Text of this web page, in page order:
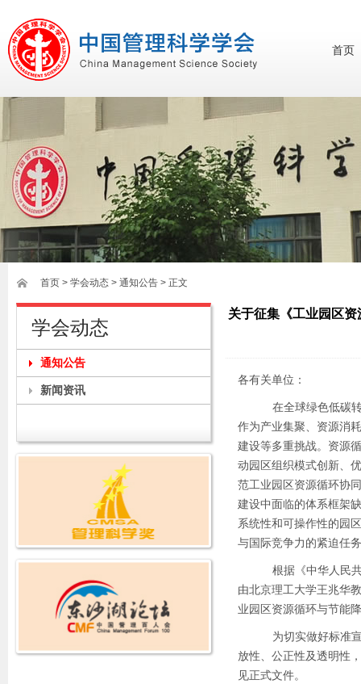
首页
首页 > 学会动态 > 通知公告 > 正文
学会动态
通知公告
新闻资讯
关于征集《工业园区
各有关单位：
在全球绿色低碳
作为产业集聚、资源消
建设等多重挑战。资源
动园区组织模式创新、
范工业园区资源循环协
建设中面临的体系框架
系统性和可操作性的园
与国际竞争力的紧迫任
根据《中华人民
由北京理工大学王兆华
业园区资源循环与节能
为切实做好标准
放性、公正性及透明性
见正式文件。